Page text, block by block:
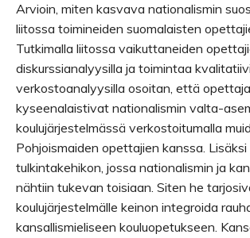
Arvioin, miten kasvava nationalismin
liitossa toimineiden suomalaisten
Tutkimalla liitossa vaikuttaneiden
diskurssianalyysilla ja toimintaa
verkostoanalyysilla osoitan, että
kyseenalaistivat nationalismin valta-
koulujärjestelmässä verkostoitumalla
Pohjoismaiden opettajien kanssa.
tulkintakehikon, jossa nationalismin ja
nähtiin tukevan toisiaan. Siten he
koulujärjestelmälle keinon integroida
kansallismieliseen kouluopetukseen.